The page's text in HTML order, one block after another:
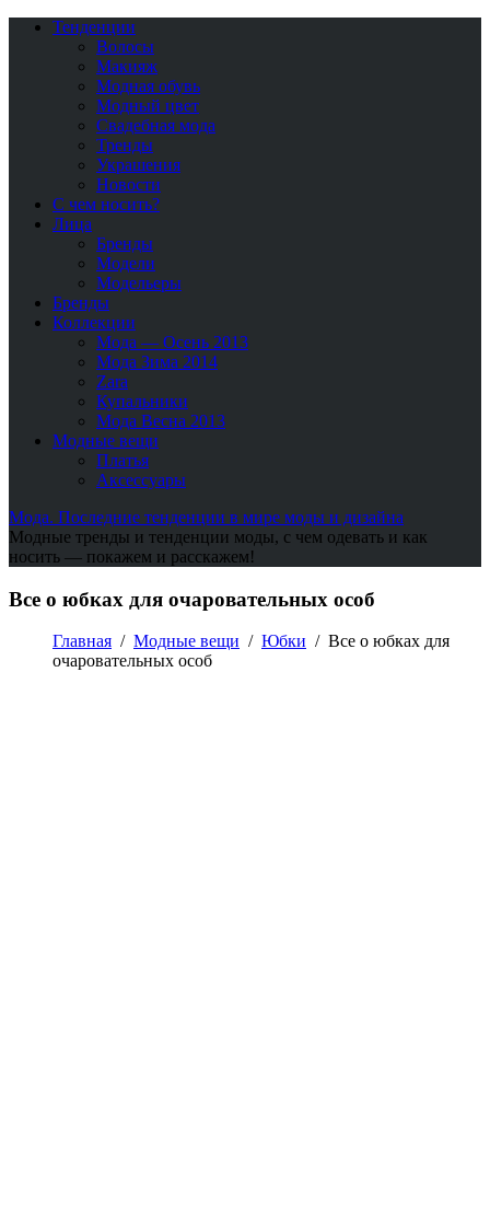
Тенденции
Волосы
Макияж
Модная обувь
Модный цвет
Свадебная мода
Тренды
Украшения
Новости
С чем носить?
Лица
Бренды
Модели
Модельеры
Бренды
Коллекции
Мода — Осень 2013
Мода Зима 2014
Zara
Купальники
Мода Весна 2013
Модные вещи
Платья
Аксессуары
Мода. Последние тенденции в мире моды и дизайна
Модные тренды и тенденции моды, с чем одевать и как
носить — покажем и расскажем!
Все о юбках для очаровательных особ
Главная / Модные вещи / Юбки / Все о юбках для
очаровательных особ